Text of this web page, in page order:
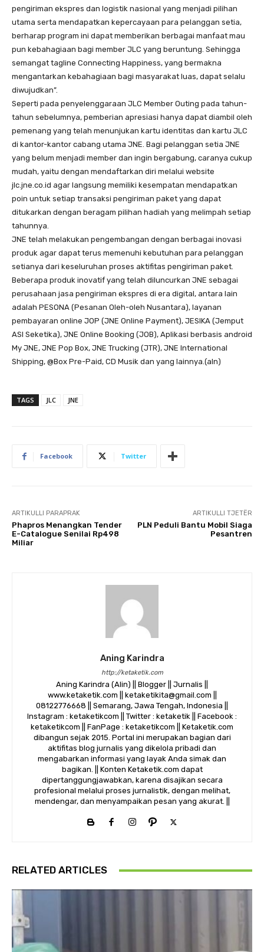
pengiriman ekspres dan logistik nasional yang menjadi pilihan
utama serta mendapatkan kepercayaan para pelanggan setia,
berharap program ini dapat memberikan berbagai manfaat mau
pun kebahagiaan bagi member JLC yang beruntung. Sehingga
semangat tagline Connecting Happiness, yang bermakna
mengantarkan kebahagiaan bagi masyarakat luas, dapat selalu
diwujudkan”.
Seperti pada penyelenggaraan JLC Member Outing pada tahun-
tahun sebelumnya, pemberian apresiasi hanya dapat diambil oleh
pemenang yang telah menunjukan kartu identitas dan kartu JLC
di kantor-kantor cabang utama JNE. Bagi pelanggan setia JNE
yang belum menjadi member dan ingin bergabung, caranya cukup
mudah, yaitu dengan mendaftarkan diri melalui website
jlc.jne.co.id agar langsung memiliki kesempatan mendapatkan
poin untuk setiap transaksi pengiriman paket yang dapat
ditukarkan dengan beragam pilihan hadiah yang melimpah setiap
tahunnya.
JNE telah melakukan pengembangan dengan berbagai inovasi
produk agar dapat terus memenuhi kebutuhan para pelanggan
setianya dari keseluruhan proses aktifitas pengiriman paket.
Beberapa produk inovatif yang telah diluncurkan JNE sebagai
perusahaan jasa pengiriman ekspres di era digital, antara lain
adalah PESONA (Pesanan Oleh-oleh Nusantara), layanan
pembayaran online JOP (JNE Online Payment), JESIKA (Jemput
ASI Seketika), JNE Online Booking (JOB), Aplikasi berbasis android
My JNE, JNE Pop Box, JNE Trucking (JTR), JNE International
Shipping, @Box Pre-Paid, CD Musik dan yang lainnya.(aln)
TAGS JLC JNE
Facebook Twitter
ARTIKULLI PARAPRAK
Phapros Menangkan Tender
E-Catalogue Senilai Rp498
Miliar
ARTIKULLI TJETËR
PLN Peduli Bantu Mobil Siaga
Pesantren
Aning Karindra
http://ketaketik.com
Aning Karindra (Alin) || Blogger || Jurnalis ||
www.ketaketik.com || ketaketikita@gmail.com ||
08122776668 || Semarang, Jawa Tengah, Indonesia ||
Instagram : ketaketikcom || Twitter : ketaketik || Facebook :
ketaketikcom || FanPage : ketaketikcom || Ketaketik.com
dibangun sejak 2015. Portal ini merupakan bagian dari
aktifitas blog jurnalis yang dikelola pribadi dan
mengabarkan informasi yang layak Anda simak dan
bagikan. || Konten Ketaketik.com dapat
dipertanggungjawabkan, karena disajikan secara
profesional melalui proses jurnalistik, dengan melihat,
mendengar, dan menyampaikan pesan yang akurat. ||
RELATED ARTICLES